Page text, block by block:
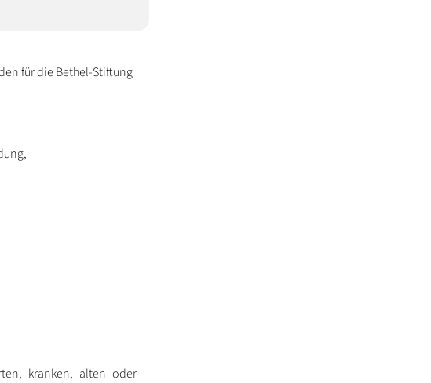
für die Bethel-Stiftung
kranken, alten oder